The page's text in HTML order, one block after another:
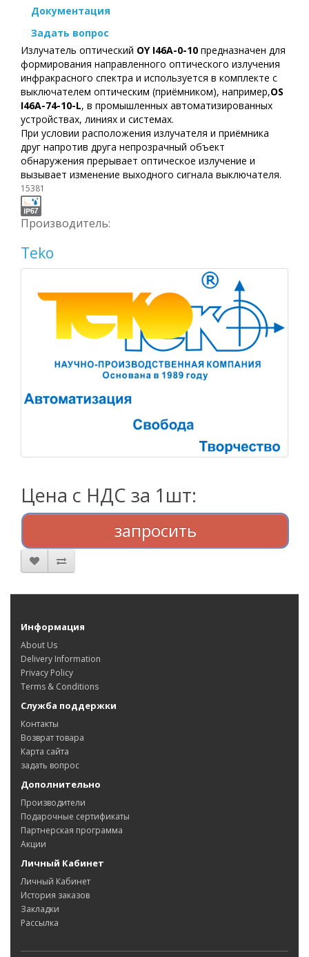
Документация
Задать вопрос
Излучатель оптический OY I46A-0-10 предназначен для
формирования направленного оптического излучения
инфракрасного спектра и используется в комплекте с
выключателем оптическим (приёмником), например,OS
I46A-74-10-L, в промышленных автоматизированных
устройствах, линиях и системах.
При условии расположения излучателя и приёмника
друг напротив друга непрозрачный объект
обнаружения прерывает оптическое излучение и
вызывает изменение выходного сигнала выключателя.
15381
Производитель:
Teko
Цена с НДС за 1шт:
запросить
Информация
About Us
Delivery Information
Privacy Policy
Terms & Conditions
Служба поддержки
Контакты
Возврат товара
Карта сайта
задать вопрос
Дополнительно
Производители
Подарочные сертификаты
Партнерская программа
Акции
Личный Кабинет
Личный Кабинет
История заказов
Закладки
Рассылка